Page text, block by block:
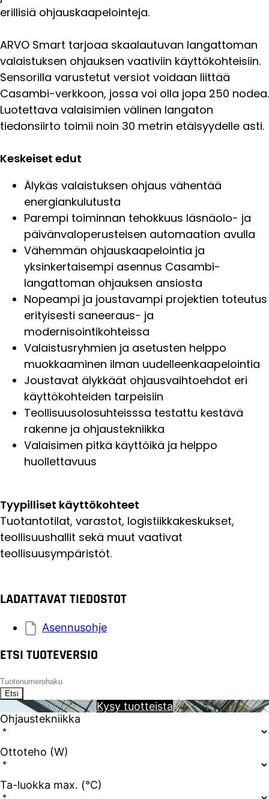
erillisiä ohjauskaapelointeja.
ARVO Smart tarjoaa skaalautuvan langattoman
valaistuksen ohjauksen vaativiin käyttökohteisiin.
Sensorilla varustetut versiot voidaan liittää
Casambi-verkkoon, jossa voi olla jopa 250 nodea.
Luotettava valaisimien välinen langaton
tiedonsiirto toimii noin 30 metrin etäisyydelle asti.
Keskeiset edut
Älykäs valaistuksen ohjaus vähentää
energiankulutusta
Parempi toiminnan tehokkuus läsnäolo- ja
päivänvaloperusteisen automaation avulla
Vähemmän ohjauskaapelointia ja
yksinkertaisempi asennus Casambi-
langattoman ohjauksen ansiosta
Nopeampi ja joustavampi projektien toteutus
erityisesti saneeraus- ja
modernisointikohteissa
Valaistusryhmien ja asetusten helppo
muokkaaminen ilman uudelleenkaapelointia
Joustavat älykkäät ohjausvaihtoehdot eri
käyttökohteiden tarpeisiin
Teollisuusolosuhteisssa testattu kestävä
rakenne ja ohjaustekniikka
Valaisimen pitkä käyttöikä ja helppo
huollettavuus
Tyypilliset käyttökohteet
Tuotantotilat, varastot, logistiikkakeskukset,
teollisuushallit sekä muut vaativat
teollisuusympäristöt.
LADATTAVAT TIEDOSTOT
Asennusohje
ETSI TUOTEVERSIO
Etsi
Kysy tuotteista
Ohjaustekniikka
Ottoteho (W)
Ta-luokka max. (°C)